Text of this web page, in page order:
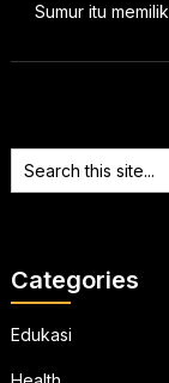
Sumur itu
Categories
Edukasi